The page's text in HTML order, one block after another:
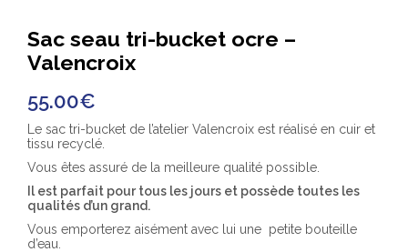
Sac seau tri-bucket ocre –
Valencroix
55.00€
Le sac tri-bucket de l’atelier Valencroix est réalisé en cuir et
tissu recyclé.
Vous êtes assuré de la meilleure qualité possible.
Il est parfait pour tous les jours et possède toutes les
qualités d’un grand.
Vous emporterez aisément avec lui une petite bouteille
d’eau.